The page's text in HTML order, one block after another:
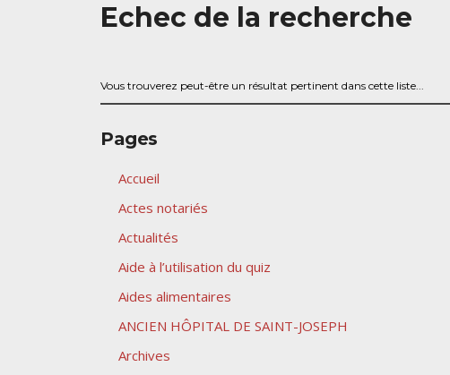
Echec de la recherche
Vous trouverez peut-être un résultat pertinent dans cette liste...
Pages
Accueil
Actes notariés
Actualités
Aide à l’utilisation du quiz
Aides alimentaires
ANCIEN HÔPITAL DE SAINT-JOSEPH
Archives